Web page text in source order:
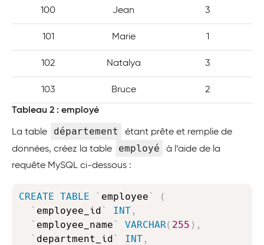
100 Jean 3
101 Marie 1
102 Natalya 3
103 Bruce 2
Tableau 2 : employé
La table département
étant prête et remplie de
données, créez la table
employé
à l’aide de la
requête MySQL ci-dessous :
CREATE TABLE ` employee`
(
` employee_id` INT,
` employee_name` VARCHAR( 255 ) ,
` department_id` INT,